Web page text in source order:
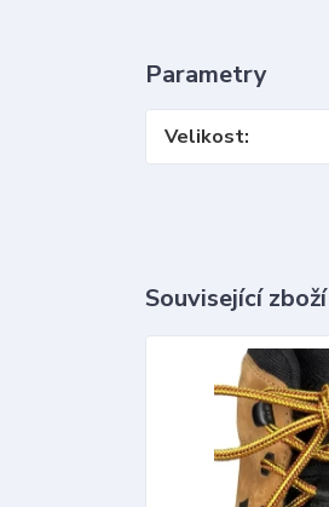
Parametry
Velikost
Související zboží